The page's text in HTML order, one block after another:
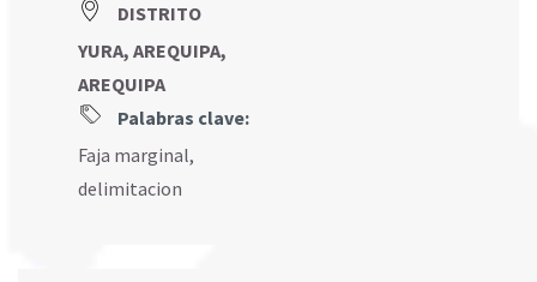
DISTRITO
YURA, AREQUIPA,
AREQUIPA
Palabras clave:
Faja marginal,
delimitacion